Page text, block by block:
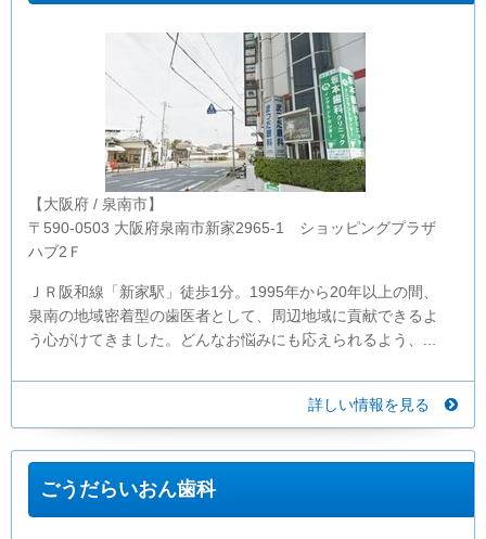
【大阪府 / 泉南市】
〒590-0503 大阪府泉南市新家2965-1 ショッピングプラザ
ハブ2Ｆ
ＪＲ阪和線「新家駅」徒歩1分。1995年から20年以上の間、
泉南の地域密着型の歯医者として、周辺地域に貢献できるよ
う心がけてきました。どんなお悩みにも応えられるよう、...
詳しい情報を見る
ごうだらいおん歯科